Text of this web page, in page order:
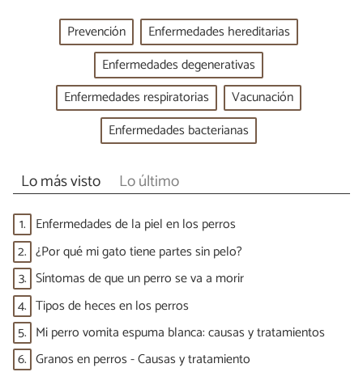
Prevención
Enfermedades hereditarias
Enfermedades degenerativas
Enfermedades respiratorias
Vacunación
Enfermedades bacterianas
Lo más visto Lo último
1. Enfermedades de la piel en los perros
2. ¿Por qué mi gato tiene partes sin pelo?
3. Síntomas de que un perro se va a morir
4. Tipos de heces en los perros
5. Mi perro vomita espuma blanca: causas y tratamientos
6. Granos en perros - Causas y tratamiento